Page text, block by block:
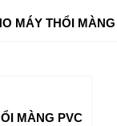
MÁY THỔI MÀNG
MÀNG PVC